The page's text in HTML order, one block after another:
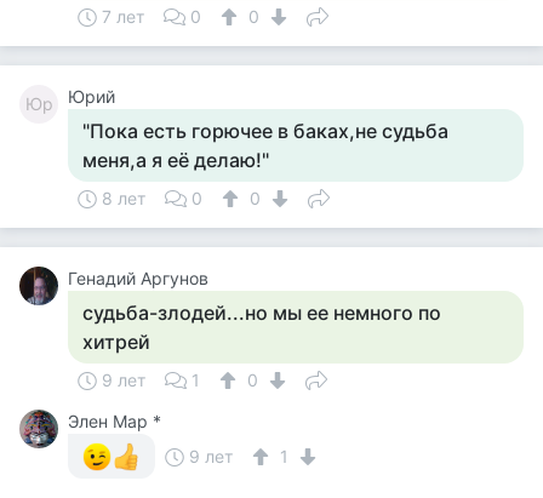
7 лет 0 0
Юр Юрий
"Пока есть горючее в баках,не судьба
меня,а я её делаю!"
8 лет 0 0
Генадий Аргунов
судьба-злодей...но мы ее немного по
хитрей
9 лет 1
0
Элен Мар *
9 лет
1